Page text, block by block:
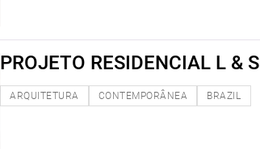
PROJETO RESIDENCIAL L & S
ARQUITETURA CONTEMPORÂNEA BRAZIL